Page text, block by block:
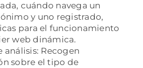
cuándo navega un
y uno registrado,
para el funcionamiento
web dinámica.
análisis: Recogen
sobre el tipo de